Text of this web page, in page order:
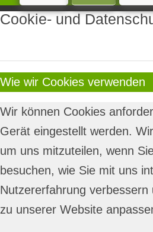
Cookie- und
Wie wir Cookies verwenden
Wir können Cookies
Gerät eingestellt werden.
um uns mitzuteilen, wenn
besuchen, wie Sie mit uns
Nutzererfahrung verbessern
zu unserer Website